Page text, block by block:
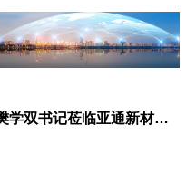
筑牢安全防线！福清市委书记樊学双书记莅临亚通新材料调研指导安全生产与生产经营工作！